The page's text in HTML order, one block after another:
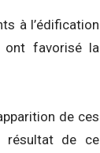
à l’édification
ont favorisé la
de ces
résultat de ce